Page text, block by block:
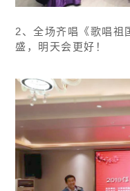
2、全场齐唱《歌唱祖
盛，明天会更好！